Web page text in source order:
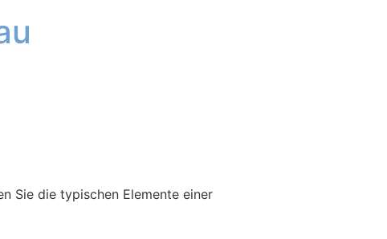
Sie die typischen Elemente einer